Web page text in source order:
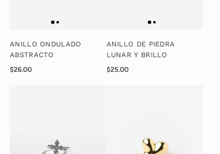
ANILLO ONDULADO
ABSTRACTO
$26.00
ANILLO DE PIEDRA
LUNAR Y BRILLO
$25.00